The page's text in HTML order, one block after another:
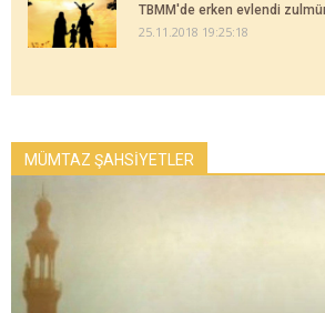
TBMM'de erken evlendi
25.11.2018 19:25:18
MÜMTAZ ŞAHSİYETLER